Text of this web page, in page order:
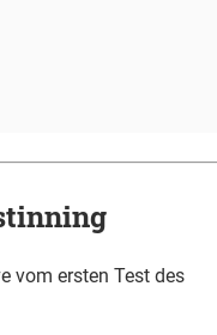
vom ersten Test des